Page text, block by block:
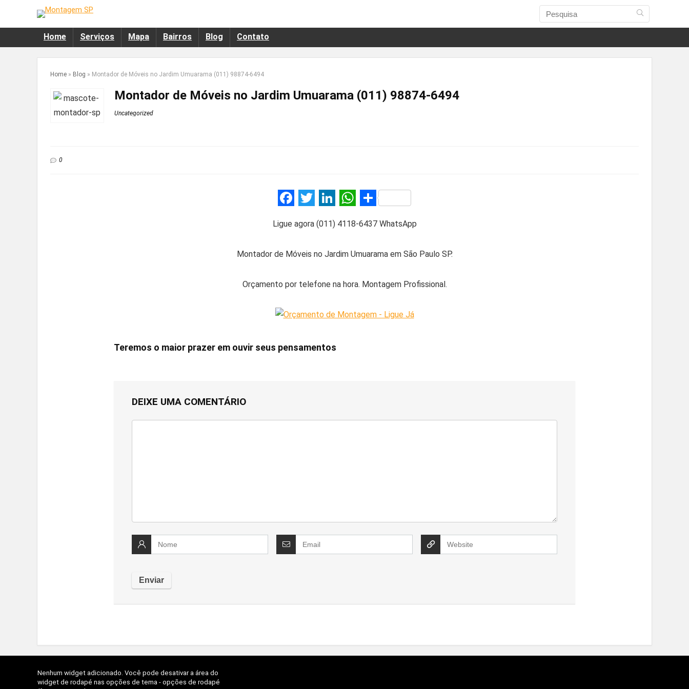
Home Serviços Mapa Bairros Blog Contato
Home » Blog » Montador de Móveis no Jardim Umuarama (011) 98874-6494
Montador de Móveis no Jardim Umuarama (011) 98874-6494
Uncategorized
0
F
ce
b
o
o
T
wi
tt
er
Li
ke
dI
n
W
at
s
A
p
ar
e
Ligue agora (011) 4118-6437 WhatsApp
Montador de Móveis no Jardim Umuarama em São Paulo SP.
Orçamento por telefone na hora. Montagem Profissional.
Teremos o maior prazer em ouvir seus pensamentos
DEIXE UMA COMENTÁRIO
Nenhum widget adicionado. Você pode desativar a área do
widget de rodapé nas opções de tema - opções de rodapé